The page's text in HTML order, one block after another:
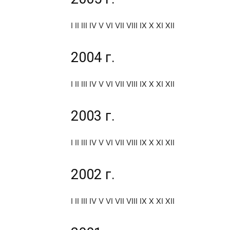
I II III IV V VI VII VIII IX X XI XII
2004 г.
I II III IV V VI VII VIII IX X XI XII
2003 г.
I II III IV V VI VII VIII IX X XI XII
2002 г.
I II III IV V VI VII VIII IX X XI XII